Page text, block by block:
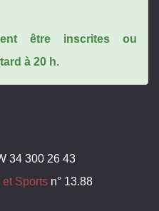
être inscrites ou
à 20 h.
34 300 26 43
Sports n° 13.88